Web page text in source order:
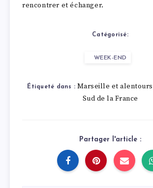
rencontrer et échanger.
Catégorisé:
WEEK-END
Étiqueté dans : Marseille et alentours
Sud de la France
Partager l'article :